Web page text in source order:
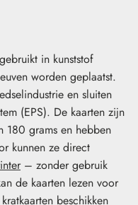
in kunststof
worden geplaatst.
en sluiten
(EPS). De kaarten zijn
180 grams en hebben
kunnen ze direct
– zonder gebruik
de kaarten lezen voor
beschikken